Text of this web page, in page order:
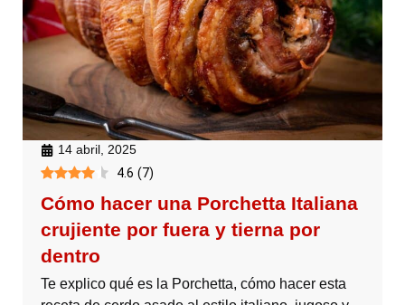
14 abril, 2025
4.6 (7)
Cómo hacer una Porchetta Italiana
crujiente por fuera y tierna por
dentro
Te explico qué es la Porchetta, cómo hacer esta